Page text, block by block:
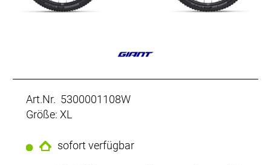
Art.Nr. 5300001108W
Größe: XL
sofort verfügbar